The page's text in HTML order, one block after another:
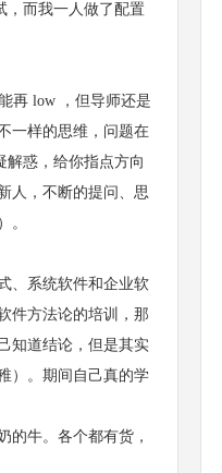
，而我一人做了配置
再 low ，但导师还是
一样的思维，问题在
解惑，给你指点方向
人，不断的提问、思
。
、系统软件和企业软
件方法论的培训，那
知道结论，但是其实
）。期间自己真的学
牛。各个都有货，